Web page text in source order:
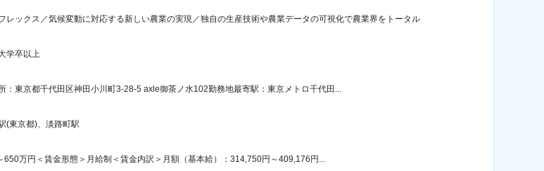
レックス／気候変動に対応する新しい農業の実現／独自の生産技術や農業データの可視化で農業界をトータル
学卒以上
：東京都千代田区神田小川町3-28-5 axle御茶ノ水102勤務地最寄駅：東京メトロ千代田...
(東京都)、淡路町駅
650万円＜賃金形態＞月給制＜賃金内訳＞月額（基本給）：314,750円～409,176円...